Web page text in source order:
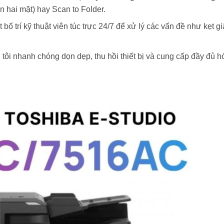
hai mặt) hay Scan to Folder.
trí kỹ thuật viên túc trực 24/7 để xử lý các vấn đề như kẹt
nhanh chóng dọn dẹp, thu hồi thiết bị và cung cấp đầy đủ